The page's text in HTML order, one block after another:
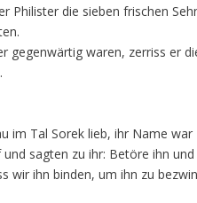
Philister die sieben frischen
gegenwärtig waren, zerriss er
im Tal Sorek lieb, ihr Name war
sagten zu ihr: Betöre ihn
wir ihn binden, um ihn zu